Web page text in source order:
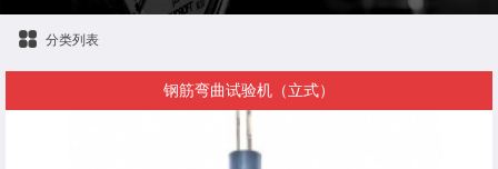
分类列表
钢筋弯曲试验机（立式）